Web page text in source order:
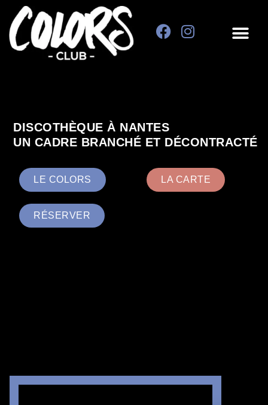
DISCOTHÈQUE À NANTES
UN CADRE BRANCHÉ ET DÉCONTRACTÉ
LE COLORS LA CARTE
RÉSERVER